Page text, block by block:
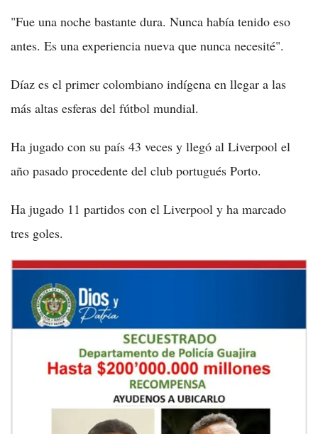
"Fue una noche bastante dura. Nunca había tenido eso
antes. Es una experiencia nueva que nunca necesité".
Díaz es el primer colombiano indígena en llegar a las
más altas esferas del fútbol mundial.
Ha jugado con su país 43 veces y llegó al Liverpool el
año pasado procedente del club portugués Porto.
Ha jugado 11 partidos con el Liverpool y ha marcado
tres goles.